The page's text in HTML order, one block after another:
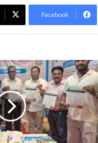
Facebook